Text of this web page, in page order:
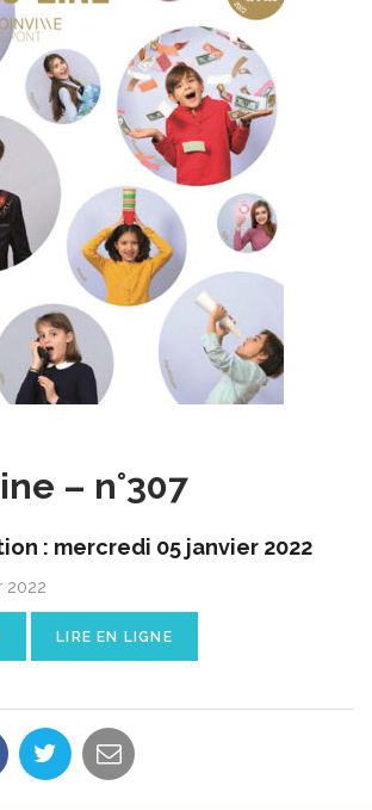
– n°307
: mercredi 05 janvier 2022
2022
LIRE EN LIGNE